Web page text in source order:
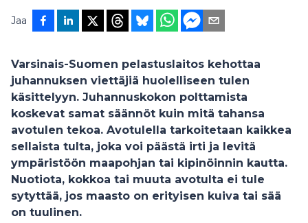
Jaa
Varsinais-Suomen pelastuslaitos kehottaa
juhannuksen viettäjiä huolelliseen tulen
käsittelyyn. Juhannuskokon polttamista
koskevat samat säännöt kuin mitä tahansa
avotulen tekoa. Avotulella tarkoitetaan kaikkea
sellaista tulta, joka voi päästä irti ja levitä
ympäristöön maapohjan tai kipinöinnin kautta.
Nuotiota, kokkoa tai muuta avotulta ei tule
sytyttää, jos maasto on erityisen kuiva tai sää
on tuulinen.